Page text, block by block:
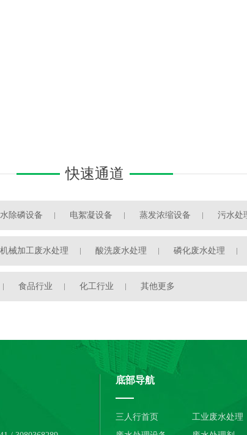
快速通道
除磷设备 电絮凝设备 蒸发浓缩设备 污水处
机械加工废水处理 酸洗废水处理 磷化废水处理
食品行业 化工行业 其他更多
底部导航
三人行首页
工业废水处理